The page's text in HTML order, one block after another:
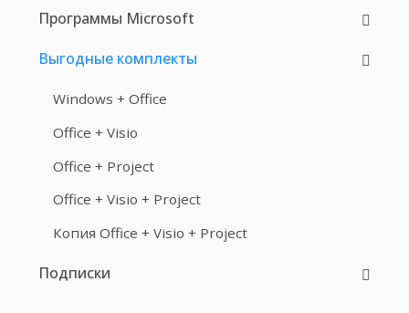
Программы Microsoft
Выгодные комплекты
Windows + Office
Office + Visio
Office + Project
Office + Visio + Project
Копия Office + Visio + Project
Подписки